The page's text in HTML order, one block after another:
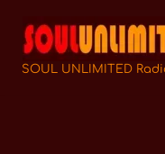
Zum
Inhalt
SOUL UNLIMITED